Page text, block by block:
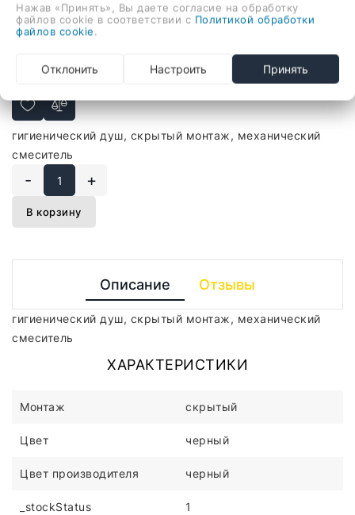
В наличии
Гигиенический душ Raglo
R20.52.06
241,90 руб.
гигиенический душ, скрытый монтаж, механический
смеситель
- +
В корзину
Описание Отзывы
гигиенический душ, скрытый монтаж, механический
смеситель
ХАРАКТЕРИСТИКИ
Монтаж скрытый
Цвет черный
Цвет производителя черный
_stockStatus 1
Нажав «Принять», Вы даете согласие на обработку
файлов cookie в соответствии с Политикой обработки
файлов cookie
Отклонить Настроить Принять